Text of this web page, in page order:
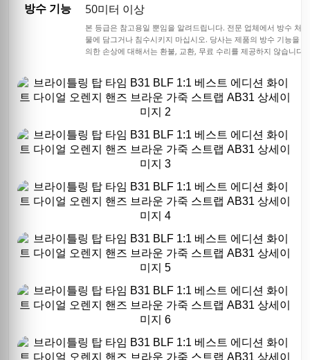
방수 기능 50미터 이상
본 등급은 참고용일 뿐임을 알려드립니다. 전문 업체에서 방수 처
물에 담그거나 침수시키지 마십시오. 당사는 제품의 방수 기능을
의한 손상에 대해서는 환불, 교환, 무료 수리를 제공하지 않습니다.